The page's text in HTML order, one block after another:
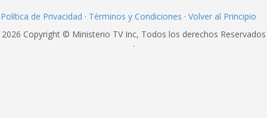
Política de Privacidad · Términos y Condiciones · Volver al Principio
2026 Copyright © Ministerio TV Inc, Todos los derechos Reservados
·